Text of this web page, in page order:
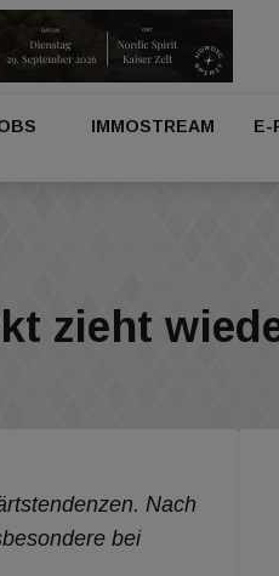
IMMOSTREAM E-
zieht
Nach
bei